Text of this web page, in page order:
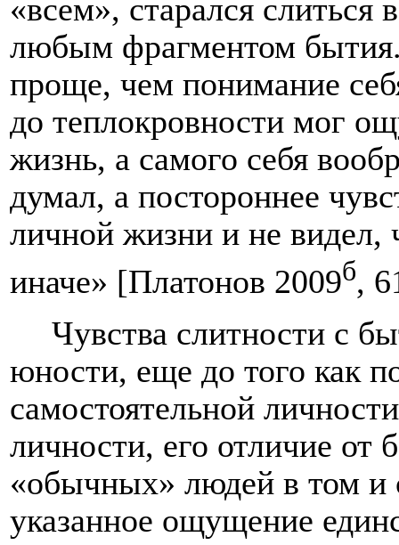
«всем», старался
любым фрагментом бытия.
проще, чем понимание
до теплокровности мог
жизнь, а самого себя
думал, а постороннее
личной жизни и не видел,
иначе» [Платонов 2009б,
Чувства слитности с
юности, еще до того как
самостоятельной
личности, его отличие от
«обычных» людей в том и
указанное ощущение